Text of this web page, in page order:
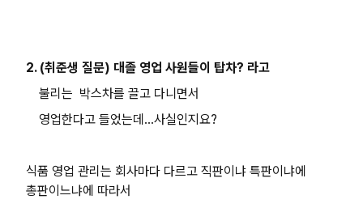
2. (취준생 질문) 대졸 영업 사원들이 탑차? 라고
불리는 박스차를 끌고 다니면서
영업한다고 들었는데...사실인지요?
식품 영업 관리는 회사마다 다르고 직판이냐 특판이냐에
총판이느냐에 따라서